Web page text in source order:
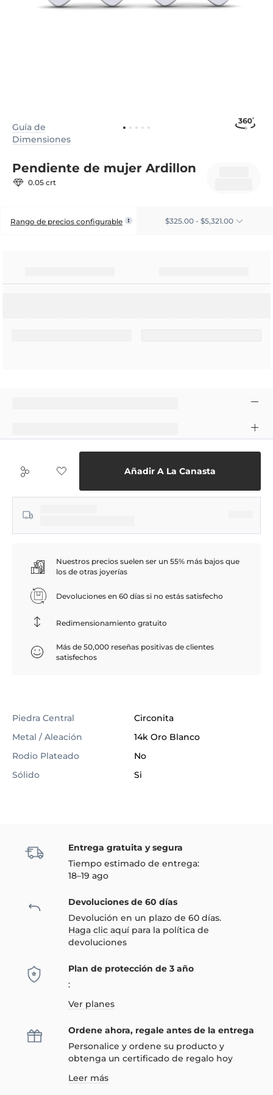
Guía de
Dimensiones
Pendiente de mujer Ardillon
0.05 crt
Rango de precios configurable $325.00 - $5,321.00
Añadir A La Canasta
Nuestros precios suelen ser un 55% más bajos que
los de otras joyerías
Devoluciones en 60 días si no estás satisfecho
Redimensionamiento gratuito
Más de 50,000 reseñas positivas de clientes
satisfechos
Piedra Central
Circonita
Metal / Aleación
14k Oro Blanco
Rodio Plateado
No
Sólido
Si
Entrega gratuita y segura
Tiempo estimado de entrega:
18–19 ago
Devoluciones de 60 días
Devolución en un plazo de 60 días.
Haga clic aquí para la política de
devoluciones
Plan de protección de 3 año
:
Ver planes
Ordene ahora, regale antes de la entrega
Personalice y ordene su producto y
obtenga un certificado de regalo hoy
Leer más